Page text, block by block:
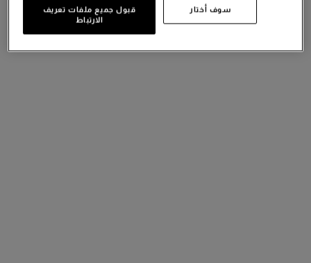
سوف أختار
قبول جميع ملفات تعريف
الارتباط